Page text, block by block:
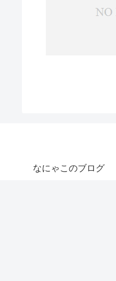
なにゃこのブログ